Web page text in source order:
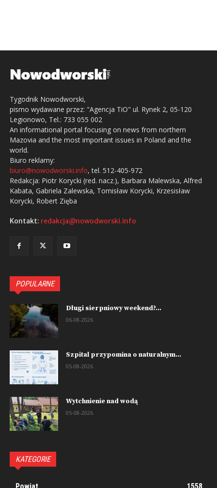
Tygodnik Nowodworski,
pismo wydawane przez: "Agencja TiO" ul. Rynek 2, 05-120
Legionowo, Tel.: 733 055 002
An informational portal focusing on news from northern
Mazovia and the most important issues in Poland and the
world.
Biuro reklamy:
biuro@nowodworski.info, tel. 512-405-972
Redakcja: Piotr Korycki (red. nacz.), Barbara Malewska, Alfred
Kabata, Gabriela Zalewska, Tomisław Korycki, Krzesisław
Korycki, Robert Zięba
Kontakt: redakcja@nowodworski.info
POPULARNE
Długi sierpniowy weekend?...
06-08-2026
Szpital przypomina o naturalnym...
05-08-2026
Wytchnienie nad wodą
05-08-2026
KATEGORIE